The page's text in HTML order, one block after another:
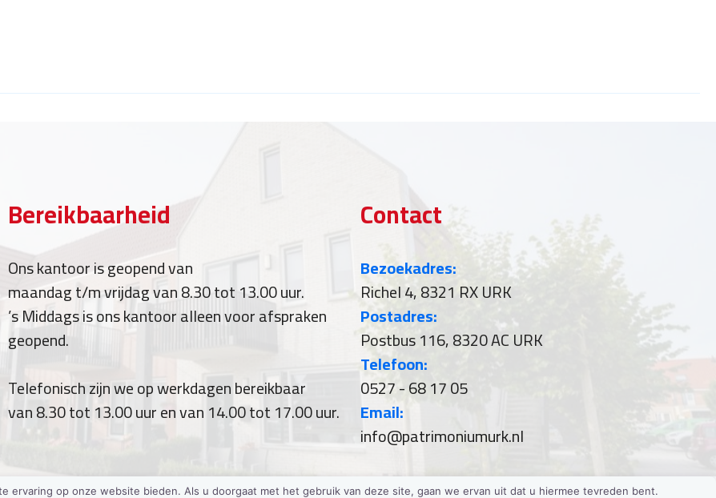
Bereikbaarheid
Ons kantoor is geopend van
maandag t/m vrijdag van 8.30 tot 13.00 uur.
’s Middags is ons kantoor alleen voor afspraken
geopend.
Telefonisch zijn we op werkdagen bereikbaar
van 8.30 tot 13.00 uur en van 14.00 tot 17.00 uur.
Contact
Bezoekadres:
Richel 4, 8321 RX URK
Postadres:
Postbus 116, 8320 AC URK
Telefoon:
0527 - 68 17 05
Email:
info@patrimoniumurk.nl
ervaring op onze website bieden. Als u doorgaat met het gebruik van deze site, gaan we ervan uit dat u hiermee tevreden bent.